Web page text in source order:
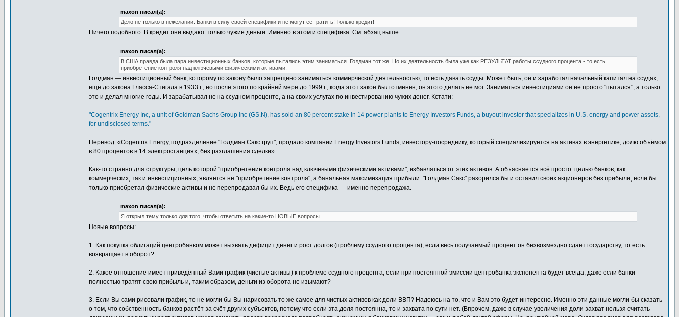
maxon писал(а):
Дело не только в нежелании. Банки в силу своей специфики и не могут её тратить! Только кредит!
Ничего подобного. В кредит они выдают только чужие деньги. Именно в этом и специфика. См. абзац выше.
maxon писал(а):
В США правда была пара инвестиционных банков, которые пытались этим заниматься. Голдман тот же. Но их деятельность была уже как РЕЗУЛЬТАТ работы ссудного процента - то есть
приобретение контроля над ключевыми физическими активами.
Голдман — инвестиционный банк, которому по закону было запрещено заниматься коммерческой деятельностью, то есть давать ссуды. Может быть, он и заработал начальный капитал на ссудах,
ещё до закона Гласса-Стигала в 1933 г., но после этого по крайней мере до 1999 г., когда этот закон был отменён, он этого делать не мог. Заниматься инвестициями он не просто "пытался", а только
это и делал многие годы. И зарабатывал не на ссудном проценте, а на своих услугах по инвестированию чужих денег. Кстати:
"Cogentrix Energy Inc, a unit of Goldman Sachs Group Inc (GS.N), has sold an 80 percent stake in 14 power plants to Energy Investors Funds, a buyout investor that specializes in U.S. energy and power assets,
for undisclosed terms."
Перевод: «Cogentrix Energy, подразделение "Голдман Сакс груп", продало компании Energy Investors Funds, инвестору-посреднику, который специализируется на активах в энергетике, долю объёмом
в 80 процентов в 14 электростанциях, без разглашения сделки».
Как-то странно для структуры, цель которой "приобретение контроля над ключевыми физическими активами", избавляться от этих активов. А объясняется всё просто: целью банков, как
коммерческих, так и инвестиционных, является не "приобретение контроля", а банальная максимизация прибыли. "Голдман Сакс" разорился бы и оставил своих акционеров без прибыли, если бы
только приобретал физические активы и не перепродавал бы их. Ведь его специфика — именно перепродажа.
maxon писал(а):
Я открыл тему только для того, чтобы ответить на какие-то НОВЫЕ вопросы.
Новые вопросы:
1. Как покупка облигаций центробанком может вызвать дефицит денег и рост долгов (проблему ссудного процента), если весь получаемый процент он безвозмездно сдаёт государству, то есть
возвращает в оборот?
2. Какое отношение имеет приведённый Вами график (чистые активы) к проблеме ссудного процента, если при постоянной эмиссии центробанка экспонента будет всегда, даже если банки
полностью тратят свою прибыль и, таким образом, деньги из оборота не изымают?
3. Если Вы сами рисовали график, то не могли бы Вы нарисовать то же самое для чистых активов как доли ВВП? Надеюсь на то, что и Вам это будет интересно. Именно эти данные могли бы сказать
о том, что собственность банков растёт за счёт других субъектов, потому что если эта доля постоянна, то и захвата по сути нет. (Впрочем, даже в случае увеличения доли захват нельзя считать